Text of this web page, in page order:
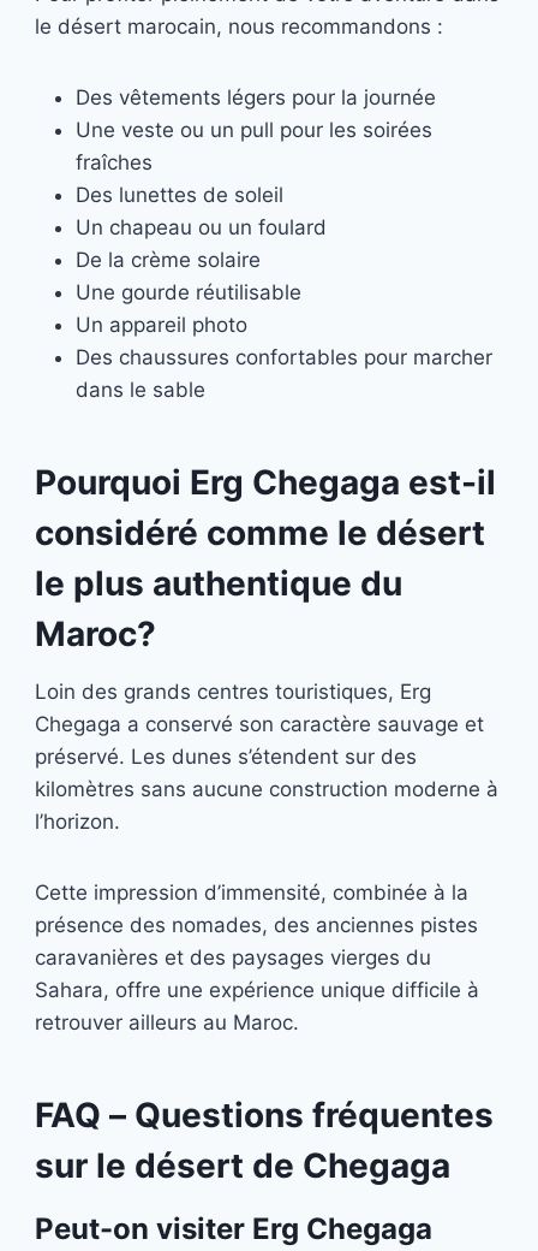
le désert marocain, nous recommandons :
Des vêtements légers pour la journée
Une veste ou un pull pour les soirées
fraîches
Des lunettes de soleil
Un chapeau ou un foulard
De la crème solaire
Une gourde réutilisable
Un appareil photo
Des chaussures confortables pour marcher
dans le sable
Pourquoi Erg Chegaga est-il
considéré comme le désert
le plus authentique du
Maroc?
Loin des grands centres touristiques, Erg
Chegaga a conservé son caractère sauvage et
préservé. Les dunes s’étendent sur des
kilomètres sans aucune construction moderne à
l’horizon.
Cette impression d’immensité, combinée à la
présence des nomades, des anciennes pistes
caravanières et des paysages vierges du
Sahara, offre une expérience unique difficile à
retrouver ailleurs au Maroc.
FAQ – Questions fréquentes
sur le désert de Chegaga
Peut-on visiter Erg Chegaga